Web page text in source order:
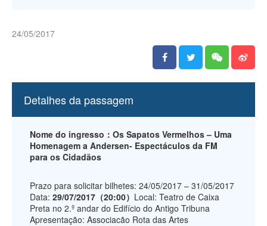
24/05/2017
Detalhes da passagem
Nome do ingresso：Os Sapatos Vermelhos – Uma
Homenagem a Andersen- Espectáculos da FM
para os Cidadãos
Prazo para solicitar bilhetes: 24/05/2017 – 31/05/2017
Data: 29/07/2017（20:00） Local: Teatro de Caixa
Preta no 2.º andar do Edifício do Antigo Tribuna
Apresentação: Associacão Rota das Artes